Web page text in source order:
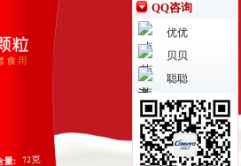
QQ咨询
优优
贝贝
聪聪